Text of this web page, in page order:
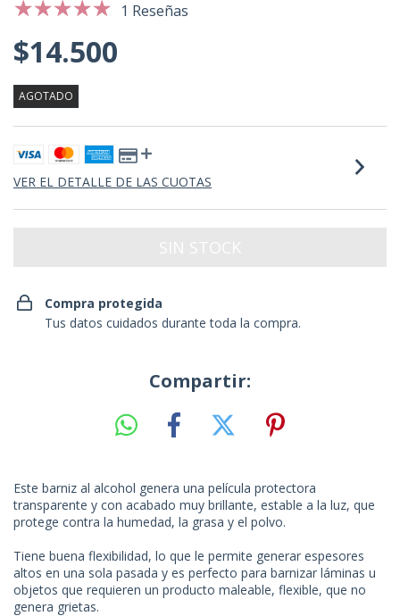
1 Reseñas
$14.500
AGOTADO
VER EL DETALLE DE LAS CUOTAS
Compra protegida
Tus datos cuidados durante toda la compra.
Compartir:
Este barniz al alcohol genera una película protectora
transparente y con acabado muy brillante, estable a la luz, que
protege contra la humedad, la grasa y el polvo.
Tiene buena flexibilidad, lo que le permite generar espesores
altos en una sola pasada y es perfecto para barnizar láminas u
objetos que requieren un producto maleable, flexible, que no
genera grietas.